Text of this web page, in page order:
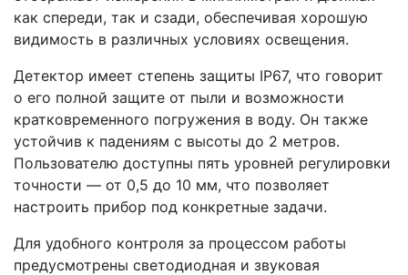
как спереди, так и сзади, обеспечивая хорошую
видимость в различных условиях освещения.
Детектор имеет степень защиты IP67, что говорит
о его полной защите от пыли и возможности
кратковременного погружения в воду. Он также
устойчив к падениям с высоты до 2 метров.
Пользователю доступны пять уровней регулировки
точности — от 0,5 до 10 мм, что позволяет
настроить прибор под конкретные задачи.
Для удобного контроля за процессом работы
предусмотрены светодиодная и звуковая